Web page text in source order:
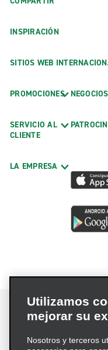
INSPIRACIÓN
SITIOS WEB
PROMOCIONES
SERVICIO AL
CLIENTE
LA EMPRESA
NEGOCIOS
Términos de
Utilizamos
mejorar su
Nosotros y terceros